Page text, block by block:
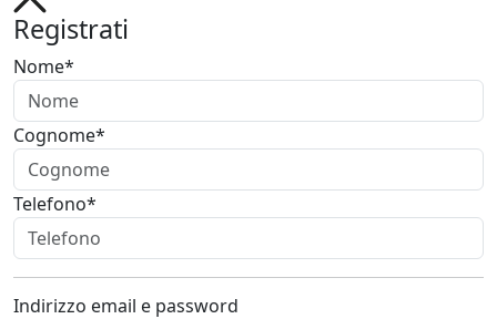
Registrati
Nome*
Cognome*
Telefono*
Indirizzo email e password